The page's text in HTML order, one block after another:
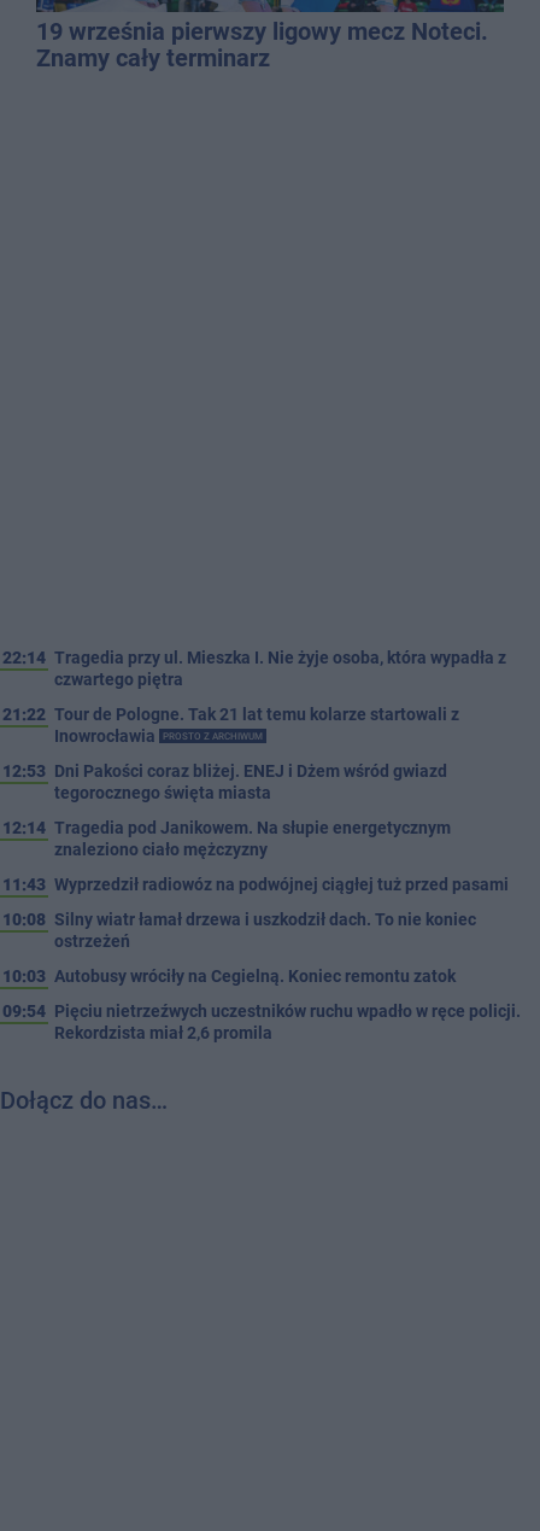
19 września pierwszy ligowy mecz Noteci.
Znamy cały terminarz
22:14 Tragedia przy ul. Mieszka I. Nie żyje osoba, która wypadła z
czwartego piętra
21:22 Tour de Pologne. Tak 21 lat temu kolarze startowali z
Inowrocławia
PROSTO Z ARCHIWUM
12:53 Dni Pakości coraz bliżej. ENEJ i Dżem wśród gwiazd
tegorocznego święta miasta
12:14 Tragedia pod Janikowem. Na słupie energetycznym
znaleziono ciało mężczyzny
11:43 Wyprzedził radiowóz na podwójnej ciągłej tuż przed pasami
10:08 Silny wiatr łamał drzewa i uszkodził dach. To nie koniec
ostrzeżeń
10:03 Autobusy wróciły na Cegielną. Koniec remontu zatok
09:54 Pięciu nietrzeźwych uczestników ruchu wpadło w ręce policji.
Rekordzista miał 2,6 promila
Dołącz do nas…